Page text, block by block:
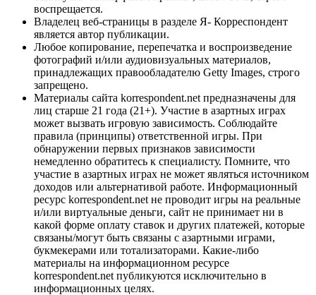
воспрещается.
Владелец веб-страницы в разделе Я- Корреспондент
является автор публикации.
Любое копирование, перепечатка и воспроизведение
фотографий и/или аудиовизуальных материалов,
принадлежащих правообладателю Getty Images, строго
запрещено.
Материалы сайта korrespondent.net предназначены для
лиц старше 21 года (21+). Участие в азартных играх
может вызвать игровую зависимость. Соблюдайте
правила (принципы) ответственной игры. При
обнаружении первых признаков зависимости
немедленно обратитесь к специалисту. Помните, что
участие в азартных играх не может являться источником
доходов или альтернативой работе. Информационный
ресурс korrespondent.net не проводит игры на реальные
и/или виртуальные деньги, сайт не принимает ни в
какой форме оплату ставок и других платежей, которые
связаны/могут быть связаны с азартными играми,
букмекерами или тотализаторами. Какие-либо
материалы на информационном ресурсе
korrespondent.net публикуются исключительно в
информационных целях.